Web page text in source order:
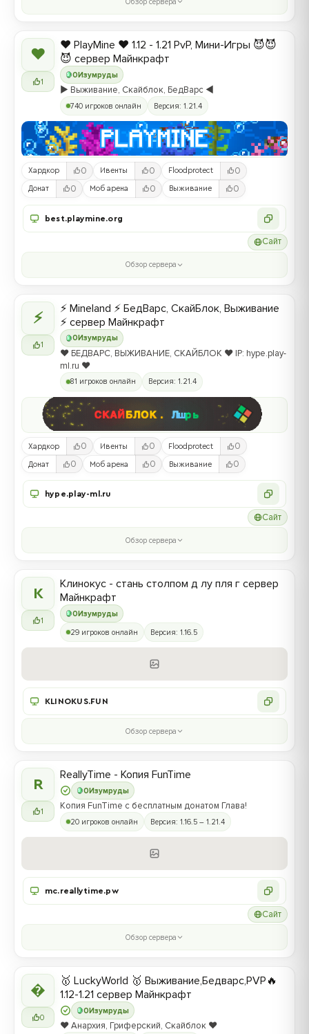
❤
1
0Изумруды
❤️ PlayMine ❤️ 1.12 - 1.21 PvP, Мини-Игры 😈😈
😈 сервер Майнкрафт
▶️ Выживание, Скайблок, БедВарс ◀️
740 игроков онлайн Версия: 1.21.4
Хардкор 0 Ивенты 0 Floodprotect 0
Донат 0 Моб арена 0 Выживание 0
best.playmine.org
Сайт
Обзор сервера
⚡
1
0 Изумруды
⚡ Mineland ⚡ БедВарс, СкайБлок, Выживание
⚡ сервер Майнкрафт
❤️ БЕДВАРС, ВЫЖИВАНИЕ, СКАЙБЛОК ❤️ IP: hype.play-
ml.ru ❤️
81 игроков онлайн Версия: 1.21.4
Хардкор 0 Ивенты 0 Floodprotect 0
Донат 0 Моб арена 0 Выживание 0
hype.play-ml.ru
Сайт
Обзор сервера
К
1
0Изумруды
Клинокус - стань столпом д лу пля г сервер
Майнкрафт
29 игроков онлайн Версия: 1.16.5
KLINOKUS.FUN
Обзор сервера
R
1
0Изумруды
ReallyTime - Копия FunTime
Копия FunTime с бесплатным донатом Глава!
20 игроков онлайн Версия: 1.16.5 – 1.21.4
mc.reallytime.pw
Сайт
Обзор сервера

0
0Изумруды
🥇 LuckyWorld 🥇 Выживание,Бедварс,PVP🔥
1.12-1.21 сервер Майнкрафт
❤️ Анархия, Гриферский, Скайблок ❤️